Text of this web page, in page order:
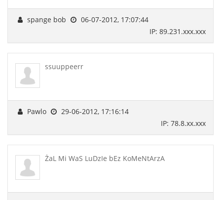
spange bob
06-07-2012, 17:07:44
IP: 89.231.xxx.xxx
ssuuppeerr
Pawlo
29-06-2012, 17:16:14
IP: 78.8.xx.xxx
ŻaL Mi WaS LuDzIe bEz KoMeNtArzA